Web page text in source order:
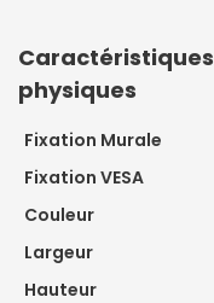
Caractéristiques
physiques
Fixation Murale
Fixation VESA
Couleur
Largeur
Hauteur